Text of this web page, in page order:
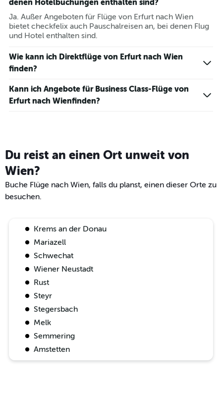
denen Hotelbuchungen enthalten sind?
Ja. Außer Angeboten für Flüge von Erfurt nach Wien
bietet checkfelix auch Pauschalreisen an, bei denen Flug
und Hotel enthalten sind.
Wie kann ich Direktflüge von Erfurt nach Wien
finden?
Kann ich Angebote für Business Class-Flüge von
Erfurt nach Wienfinden?
Du reist an einen Ort unweit von
Wien?
Buche Flüge nach Wien, falls du planst, einen dieser Orte zu
besuchen.
Krems an der Donau
Mariazell
Schwechat
Wiener Neustadt
Rust
Steyr
Stegersbach
Melk
Semmering
Amstetten